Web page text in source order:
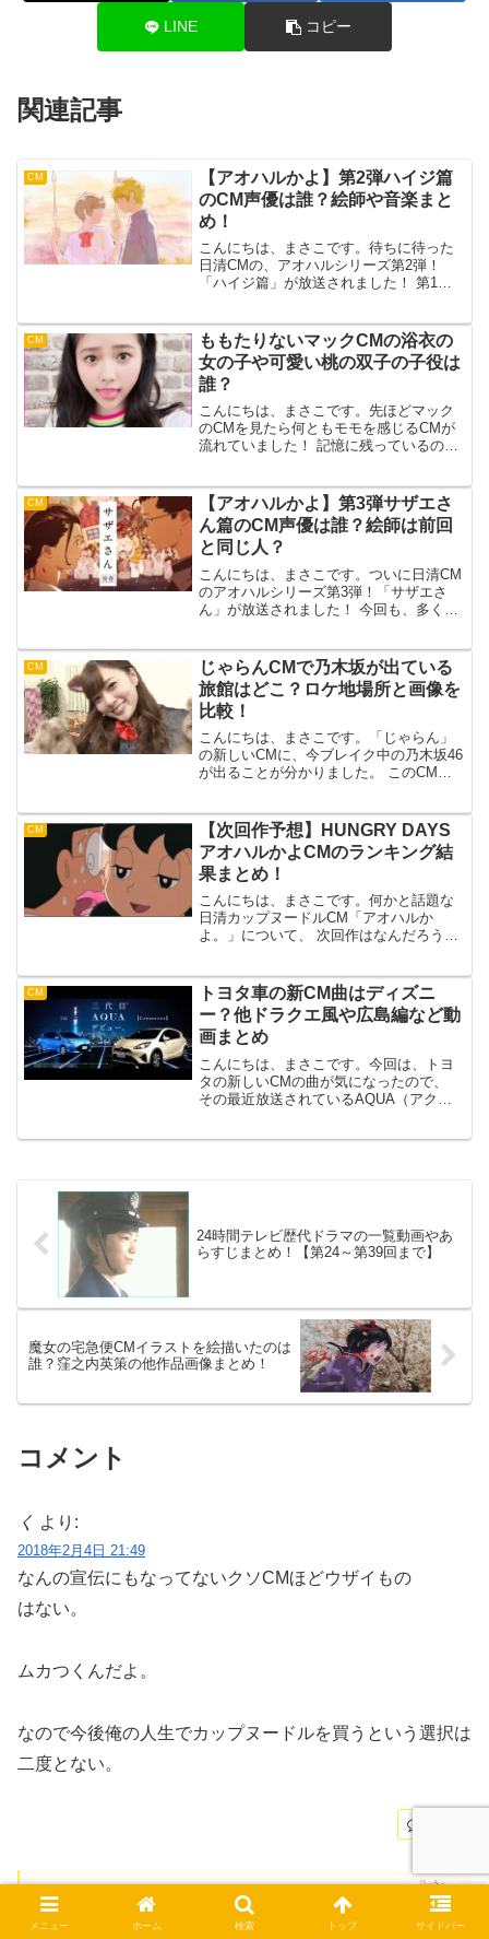
LINE コピー
関連記事
CM
【アオハルかよ】第2弾ハイジ篇
のCM声優は誰？絵師や音楽まと
め！
こんにちは、まさこです。待ちに待った
日清CMの、アオハルシリーズ第2弾！
「ハイジ篇」が放送されました！ 第1弾
せん！しかも、CMの中には隠れキャラク
ターとして、 見覚え...
CM
ももたりないマックCMの浴衣の
女の子や可愛い桃の双子の子役は
誰？
こんにちは、まさこです。先ほどマック
のCMを見たら何ともモモを感じるCMが
流れていました！ 記憶に残っているの
はまた違うものでしたね。では、そんな
美味しそうな桃のマッ...
CM
【アオハルかよ】第3弾サザエさ
ん篇のCM声優は誰？絵師は前回
と同じ人？
こんにちは、まさこです。ついに日清CM
のアオハルシリーズ第3弾！「サザエさ
ん」が放送されました！ 今回も、多くの
全部で第8弾まであるので、 第3弾の段階
で国民的アニメであ...
CM
じゃらんCMで乃木坂が出ている
旅館はどこ？ロケ地場所と画像を
比較！
こんにちは、まさこです。「じゃらん」
の新しいCMに、今ブレイク中の乃木坂46
が出ることが分かりました。 このCMに
は、7月3日から全国で見ることができま
す。楽しみですね...
CM
【次回作予想】HUNGRY DAYS
アオハルかよCMのランキング結
果まとめ！
こんにちは、まさこです。何かと話題な
日清カップヌードルCM「アオハルか
よ。」について、 次回作はなんだろう
に、 次回作はこれだ！と思う作品から、
こんなのあったら楽しそうなど...
CM
トヨタ車の新CM曲はディズニ
ー？他ドラクエ風や広島編など動
画まとめ
こんにちは、まさこです。今回は、トヨ
タの新しいCMの曲が気になったので、
その最近放送されているAQUA（アク
24時間テレビ歴代ドラマの一覧動画やあ
らすじまとめ！【第24～第39回まで】
魔女の宅急便CMイラストを絵描いたのは
誰？窪之内英策の他作品画像まとめ！
コメント
く より:
2018年2月4日 21:49
なんの宣伝にもなってないクソCMほどウザイもの
はない。
ムカつくんだよ。
なので今後俺の人生でカップヌードルを買うという選択は
二度とない。
まさこ
2018年2月6日 20:12
メニュー ホーム 検索 トップ サイドバー